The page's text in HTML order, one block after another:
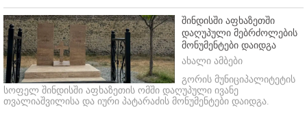
შინდისში აფხაზეთში
დაღუპული მებრძოლების
მონუმენტები დაიდგა
ახალი ამბები
გორის მუნიციპალიტეტის
სოფელ შინდისში აფხაზეთის ომში დაღუპული ივანე
თვალიაშვილისა და იური პატარაძის მონუმენტები დაიდგა.